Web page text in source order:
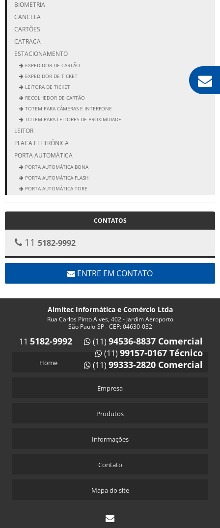
BIOMETRIA
CANCELA
CARTÕES
CATRACA
ESTACIONAMENTO
EXPEDIDOR DE CARTÃO
EXPEDIDOR DE TICKET
LEITORA DE TICKET
RECOLHEDOR DE CARTÃO
TOTEM PARA CÂMERAS E INTERFONE
TOTEM PARA LEITORES DE PROXIMIDADE
LEITOR
PLACA ELETRÔNICA
PORTA AUTOMÁTICA
PORTA AUTOMÁTICA BONA
PORTA AUTOMÁTICA FLASH
PORTA AUTOMÁTICA TORE
PORTA NEW CLASSIC
CONTATOS
11 5182-9992
ENTRE EM CONTATO
Almitec Informática e Comércio Ltda
Rua Carlos Pinto Alves, 402 - Jardim Aeroporto
São Paulo-SP - CEP: 04630-032
11 5182-9992 (11) 94536-8837 Comercial
(11) 99157-0167 Técnico
(11) 99333-2820 Comercial
Home
Empresa
Produtos
Informações
Contato
Mapa do site